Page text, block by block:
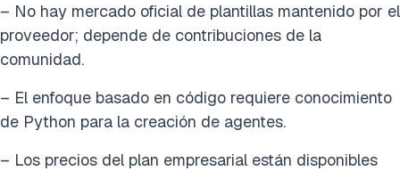
– No hay mercado oficial de plantillas mantenido por el
proveedor; depende de contribuciones de la
comunidad.
– El enfoque basado en código requiere conocimiento
de Python para la creación de agentes.
– Los precios del plan empresarial están disponibles